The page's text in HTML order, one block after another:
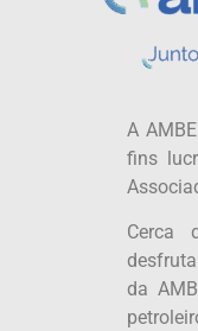
A
fins
Cerca
da